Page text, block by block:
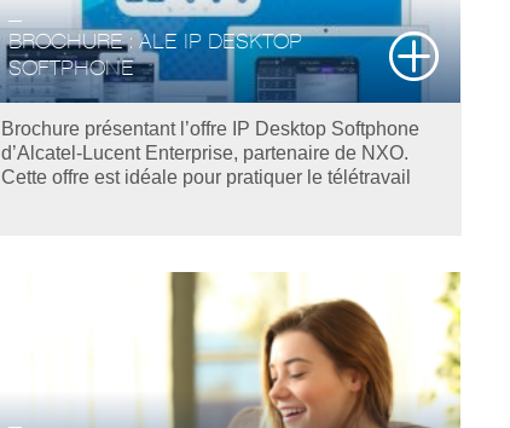
BROCHURE : ALE IP DESKTOP
SOFTPHONE
Brochure présentant l’offre IP Desktop Softphone
d’Alcatel-Lucent Enterprise, partenaire de NXO.
Cette offre est idéale pour pratiquer le télétravail